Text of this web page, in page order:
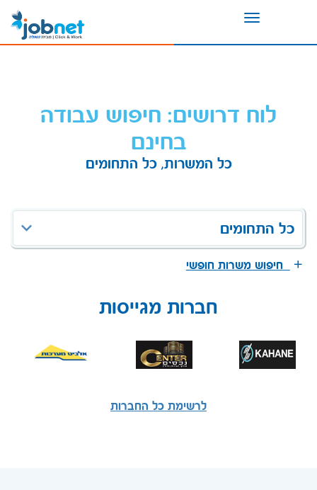
Toggle
לוח דרושים: חיפוש עבודה
בחינם
כל המשרות, כל התחומים
כל התחומים
חיפוש משרות חופשי
חברות מגייסות
לרשימת כל החברות